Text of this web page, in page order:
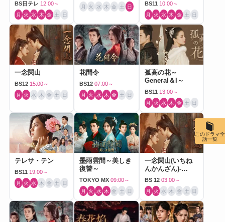
BS日テレ 12:00～
月 火 水 木 金 土 日
月 火 水 木 金 土 日 BS11 10:00～
月 火 水 木 金 土 日
一念関山
BS12 15:00～
月 火 水 木 金 土 日
花間令
BS12 07:00～
月 火 水 木 金 土 日
孤高の花～
General＆I～
BS11 13:00～
月 火 水 木 金 土 日
テレサ・テン
BS11 19:00～
月 火 水 木 金 土 日
墨雨雲間～美しき
復讐～
TOKYO MX 09:00～
月 火 水 木 金 土 日
一念関山(いちね
んかんざん)-
Journey to Love-
BS 12 03:00～
月 火 水 木 金 土 日
このドラマ全
話一覧